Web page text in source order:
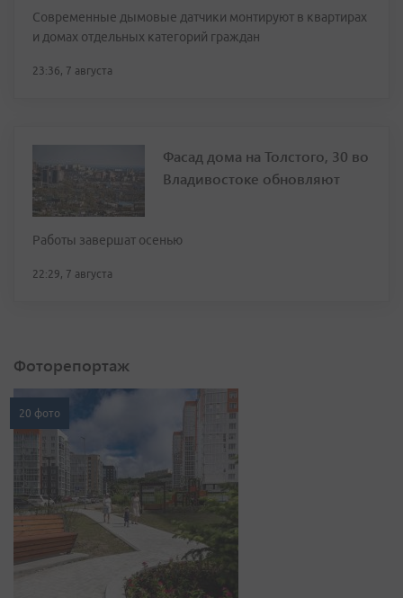
Современные дымовые датчики монтируют в квартирах
и домах отдельных категорий граждан
23:36, 7 августа
Фасад дома на Толстого, 30 во
Владивостоке обновляют
Работы завершат осенью
22:29, 7 августа
Фоторепортаж
20 фото